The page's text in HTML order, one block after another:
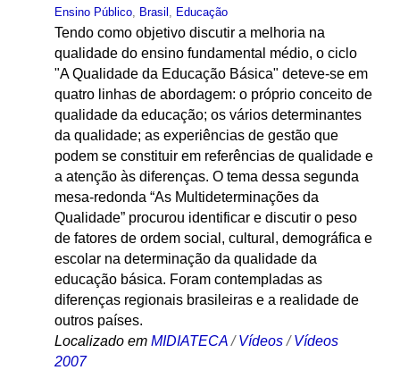
Ensino Público, Brasil , Educação
Tendo como objetivo discutir a melhoria na
qualidade do ensino fundamental médio, o ciclo
"A Qualidade da Educação Básica" deteve-se em
quatro linhas de abordagem: o próprio conceito de
qualidade da educação; os vários determinantes
da qualidade; as experiências de gestão que
podem se constituir em referências de qualidade e
a atenção às diferenças. O tema dessa segunda
mesa-redonda “As Multideterminações da
Qualidade” procurou identificar e discutir o peso
de fatores de ordem social, cultural, demográfica e
escolar na determinação da qualidade da
educação básica. Foram contempladas as
diferenças regionais brasileiras e a realidade de
outros países.
Localizado em MIDIATECA /Vídeos /Vídeos
2007